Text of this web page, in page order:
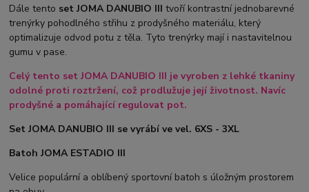
Dále tento set JOMA DANUBIO III tvoří kontrastní jednobarevné
trenýrky pohodlného střihu z prodyšného materiálu, který
optimalizuje odvod potu z těla. Tyto trenýrky mají i nastavitelnou
gumu v pase.
Celý tento set JOMA DANUBIO III je vyroben z lehké tkaniny
odolné proti roztržení, což prodlužuje její životnost. Navíc
prodyšné a pomáhající regulovat pot.
Set JOMA DANUBIO III se vyrábí ve vel. 6XS - 3XL
Batoh JOMA ESTADIO III
Velice populární a oblíbený sportovní batoh s úložným prostorem